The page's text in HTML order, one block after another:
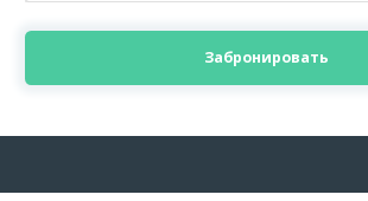
Забронировать